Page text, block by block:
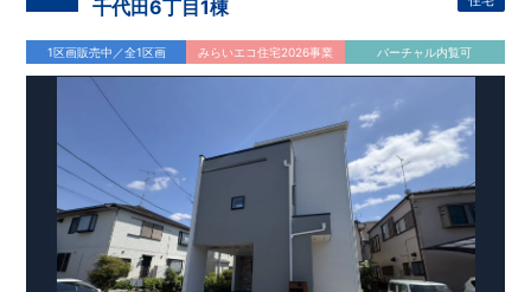
倍の耐震性！
ー採用で安心！ ○BELS ・エコ住宅としての性能評価を全号棟
が取得しています！ ○住宅性能評価ダブル取得 ・『設計』住
ております。
・『建設』住宅性能評価…評価を受けた図面通
りに施工されているか、建設までに計4回チェックが行われま
す。
千代田6丁目1棟
1区画販売中／全1区画 みらいエコ住宅2026事業 バーチャル内覧可